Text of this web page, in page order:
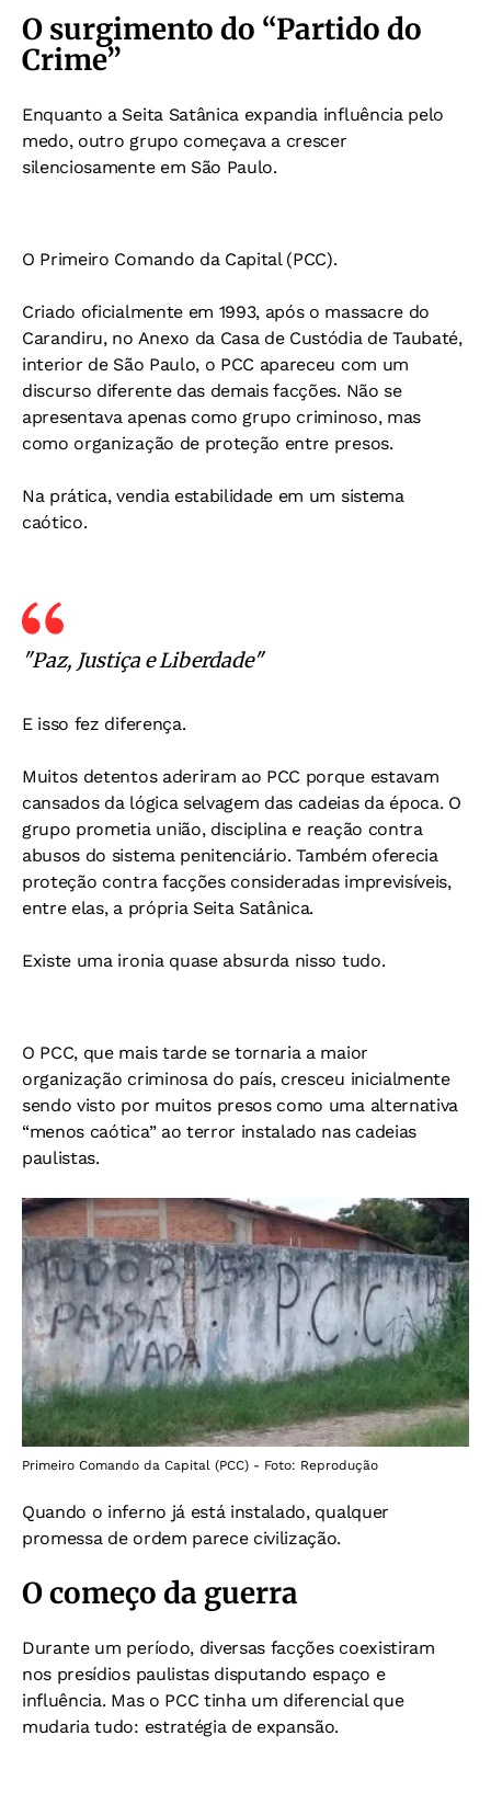
O surgimento do “Partido do
Crime”
Enquanto a Seita Satânica expandia influência pelo
medo, outro grupo começava a crescer
silenciosamente em São Paulo.
O Primeiro Comando da Capital (PCC).
Criado oficialmente em 1993, após o massacre do
Carandiru, no Anexo da Casa de Custódia de Taubaté,
interior de São Paulo, o PCC apareceu com um
discurso diferente das demais facções. Não se
apresentava apenas como grupo criminoso, mas
como organização de proteção entre presos.
Na prática, vendia estabilidade em um sistema
caótico.
"Paz, Justiça e Liberdade"
E isso fez diferença.
Muitos detentos aderiram ao PCC porque estavam
cansados da lógica selvagem das cadeias da época. O
grupo prometia união, disciplina e reação contra
abusos do sistema penitenciário. Também oferecia
proteção contra facções consideradas imprevisíveis,
entre elas, a própria Seita Satânica.
Existe uma ironia quase absurda nisso tudo.
O PCC, que mais tarde se tornaria a maior
organização criminosa do país, cresceu inicialmente
sendo visto por muitos presos como uma alternativa
“menos caótica” ao terror instalado nas cadeias
paulistas.
Primeiro Comando da Capital (PCC) - Foto: Reprodução
Quando o inferno já está instalado, qualquer
promessa de ordem parece civilização.
O começo da guerra
Durante um período, diversas facções coexistiram
nos presídios paulistas disputando espaço e
influência. Mas o PCC tinha um diferencial que
mudaria tudo: estratégia de expansão.